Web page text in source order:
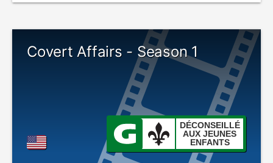
Covert Affairs - Season 1
DÉCONSEILLÉ
AUX JEUNES
ENFANTS